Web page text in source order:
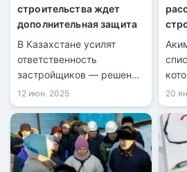
строительства ждет
дополнительная защита
В Казахстане усилят
ответственность
застройщиков — решение
сената.
12 июн. 2025 20